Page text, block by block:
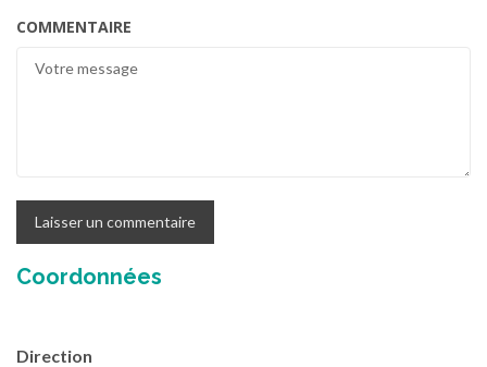
COMMENTAIRE
Coordonnées
Direction